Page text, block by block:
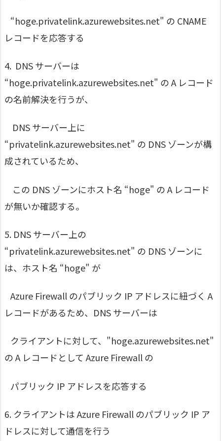
“hoge.privatelink.azurewebsites.net" の CNAME
レコードを応答する
4. DNS サーバーは
“hoge.privatelink.azurewebsites.net" の A レコード
の名前解決を行うが、
DNS サーバー上に
“privatelink.azurewebsites.net" の DNS ゾーンが構
成されているため、
この DNS ゾーンにホスト名 “hoge" の A レコード
が無いか確認する。
5. DNS サーバー上の
“privatelink.azurewebsites.net" の DNS ゾーンに
は、ホスト名 “hoge" が
Azure Firewall のパブリック IP アドレスに紐づく A
レコードがあるため、DNS サーバーは
クライアントに対して、"hoge.azurewebsites.net"
の A レコードとして Azure Firewall の
パブリック IP アドレスを応答する
6. クライアントは Azure Firewall のパブリック IP ア
ドレスに対して通信を行う